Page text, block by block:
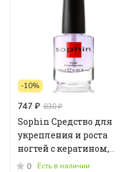
-10%
747 ₽ 830 ₽
Sophin Средство для
укрепления и роста
ногтей с кератином,
12мл
0
Есть в наличии